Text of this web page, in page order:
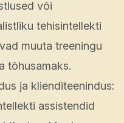
või
tehisintellekti
muuta treeningu
tõhusamaks.
ja klienditeenindus:
assistendid